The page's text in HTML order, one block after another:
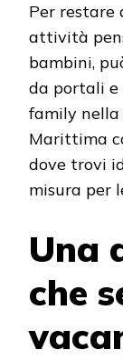
Per restare
attività
bambini,
da portali e
family nella
Marittima
dove trovi
misura per
Una
che